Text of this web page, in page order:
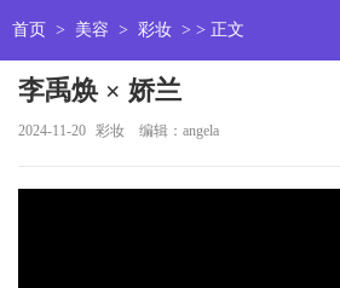
首页 > 美容 > 彩妆 > > 正文
李禹焕 × 娇兰
2024-11-20 彩妆 编辑：angela